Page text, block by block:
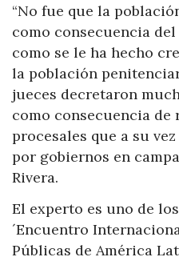
“No fue que la
como consecuencia
como se le ha hecho
la población
jueces decretaron
como consecuencia de
procesales que a su
por gobiernos en
Rivera.
El experto es uno de
´Encuentro
Públicas de América